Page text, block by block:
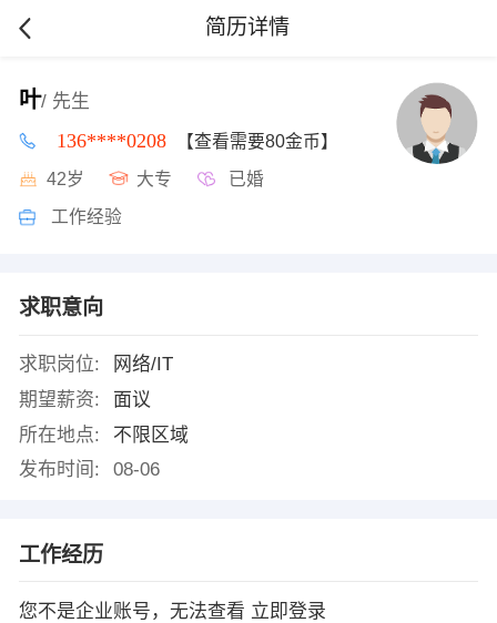
简历详情
叶/ 先生
136****0208 【查看需要80金币】
42岁 大专 已婚
工作经验
求职意向
求职岗位:
网络/IT
期望薪资:
面议
所在地点:
不限区域
发布时间:
08-06
工作经历
您不是企业账号，无法查看 立即登录